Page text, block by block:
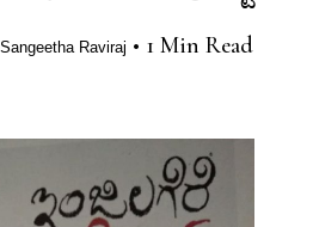
Sangeetha Raviraj • 1 Min Read